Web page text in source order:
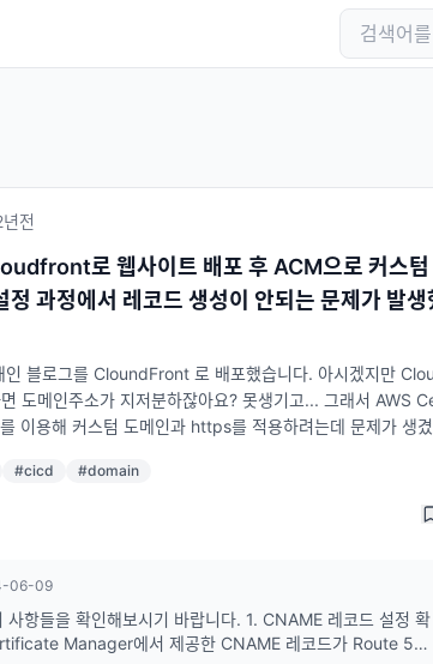
전
로 웹사이트 배포 후 ACM으로 커스텀
정 과정에서 레코드 생성이 안되는 문제가 발생
블로그를 CloundFront 로 배포했습니다. 아시겠지만
도메인주소가 지저분하잖아요? 못생기고... 그래서 AWS
이용해 커스텀 도메인과 https를 적용하려는데 문제가 생
만든 CNAME이 계속 검증 대기중으로 뜹니다... 세부정도 갱
로 뜨구요ㅠㅠ Route 53 레코드 생성 버튼을 눌러봐도 레코
#cicd #domain
06-09
확인해보시기 바랍니다. 1. CNAME 레코드 설정 확
Manager에서 제공한 CNAME 레코드가 Route 53